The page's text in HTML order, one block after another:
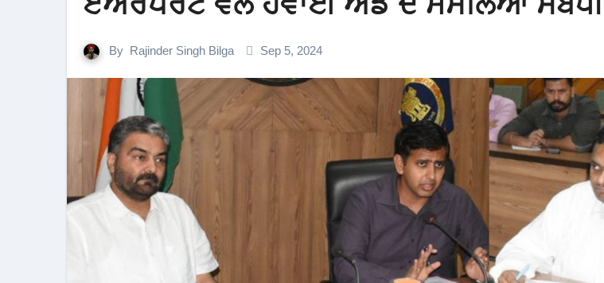
By Rajinder Singh Bilga Sep 5, 2024